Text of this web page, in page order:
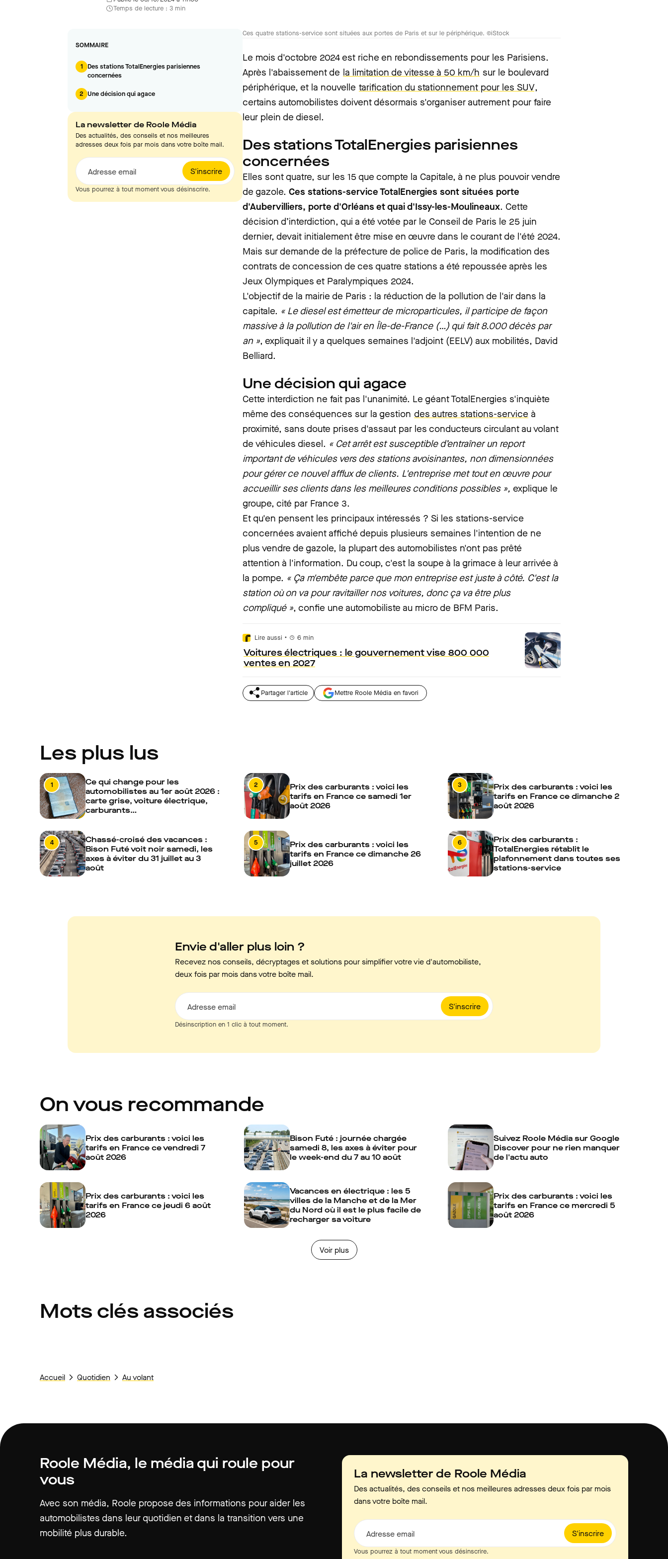
Temps de lecture : 3 min
SOMMAIRE
1
Des stations TotalEnergies parisiennes
concernées
2 Une décision qui agace
La newsletter de Roole Média
Des actualités, des conseils et nos meilleures
adresses deux fois par mois dans votre boîte mail.
S'inscrire
Adresse email
Vous pourrez à tout moment vous désinscrire.
Ces quatre stations-service sont situées aux portes de Paris et sur le périphérique. ©iStock
Le mois d'octobre 2024 est riche en rebondissements pour les Parisiens.
Après l'abaissement de la limitation de vitesse à 50 km/h sur le boulevard
périphérique, et la nouvelle tarification du stationnement pour les SUV,
certains automobilistes doivent désormais s'organiser autrement pour faire
leur plein de diesel.
Des stations TotalEnergies parisiennes
concernées
Elles sont quatre, sur les 15 que compte la Capitale, à ne plus pouvoir vendre
de gazole. Ces stations-service TotalEnergies sont situées porte
d'Aubervilliers, porte d'Orléans et quai d'Issy-les-Moulineaux. Cette
décision d’interdiction, qui a été votée par le Conseil de Paris le 25 juin
dernier, devait initialement être mise en œuvre dans le courant de l'été 2024.
Mais sur demande de la préfecture de police de Paris, la modification des
contrats de concession de ces quatre stations a été repoussée après les
Jeux Olympiques et Paralympiques 2024.
L'objectif de la mairie de Paris : la réduction de la pollution de l'air dans la
capitale. « Le diesel est émetteur de microparticules, il participe de façon
massive à la pollution de l'air en Île-de-France (…) qui fait 8.000 décès par
an », expliquait il y a quelques semaines l'adjoint (EELV) aux mobilités, David
Belliard.
Une décision qui agace
Cette interdiction ne fait pas l'unanimité. Le géant TotalEnergies s'inquiète
même des conséquences sur la gestion des autres stations-service à
proximité, sans doute prises d'assaut par les conducteurs circulant au volant
de véhicules diesel. « Cet arrêt est susceptible d’entraîner un report
important de véhicules vers des stations avoisinantes, non dimensionnées
pour gérer ce nouvel afflux de clients. L'entreprise met tout en œuvre pour
accueillir ses clients dans les meilleures conditions possibles », explique le
groupe, cité par France 3.
Et qu'en pensent les principaux intéressés ? Si les stations-service
concernées avaient affiché depuis plusieurs semaines l'intention de ne
plus vendre de gazole, la plupart des automobilistes n'ont pas prêté
attention à l'information. Du coup, c'est la soupe à la grimace à leur arrivée à
la pompe. « Ça m'embête parce que mon entreprise est juste à côté. C'est la
station où on va pour ravitailler nos voitures, donc ça va être plus
compliqué », confie une automobiliste au micro de BFM Paris.
Lire aussi • 6 min
Voitures électriques : le gouvernement vise 800 000
ventes en 2027
Partager l'article Mettre Roole Média en favori
Les plus lus
1
Ce qui change pour les
automobilistes au 1er août 2026 :
carte grise, voiture électrique,
carburants…
2
Prix des carburants : voici les
tarifs en France ce samedi 1er
août 2026
3
Prix des carburants : voici les
tarifs en France ce dimanche 2
août 2026
4
Chassé-croisé des vacances :
Bison Futé voit noir samedi, les
axes à éviter du 31 juillet au 3
août
5
Prix des carburants : voici les
tarifs en France ce dimanche 26
juillet 2026
6
Prix des carburants :
TotalEnergies rétablit le
plafonnement dans toutes ses
stations-service
Envie d'aller plus loin ?
Recevez nos conseils, décryptages et solutions pour simplifier votre vie d'automobiliste,
deux fois par mois dans votre boîte mail.
S'inscrire
Adresse email
Désinscription en 1 clic à tout moment.
On vous recommande
Prix des carburants : voici les
tarifs en France ce vendredi 7
août 2026
Bison Futé : journée chargée
samedi 8, les axes à éviter pour
le week-end du 7 au 10 août
Suivez Roole Média sur Google
Discover pour ne rien manquer
de l'actu auto
Prix des carburants : voici les
tarifs en France ce jeudi 6 août
2026
Vacances en électrique : les 5
villes de la Manche et de la Mer
du Nord où il est le plus facile de
recharger sa voiture
Prix des carburants : voici les
tarifs en France ce mercredi 5
août 2026
Voir plus
Mots clés associés
Accueil Quotidien Au volant
Roole Média, le média qui roule pour
vous
Avec son média, Roole propose des informations pour aider les
automobilistes dans leur quotidien et dans la transition vers une
mobilité plus durable.
La newsletter de Roole Média
Des actualités, des conseils et nos meilleures adresses deux fois par mois
dans votre boîte mail.
S'inscrire
Adresse email
Vous pourrez à tout moment vous désinscrire.